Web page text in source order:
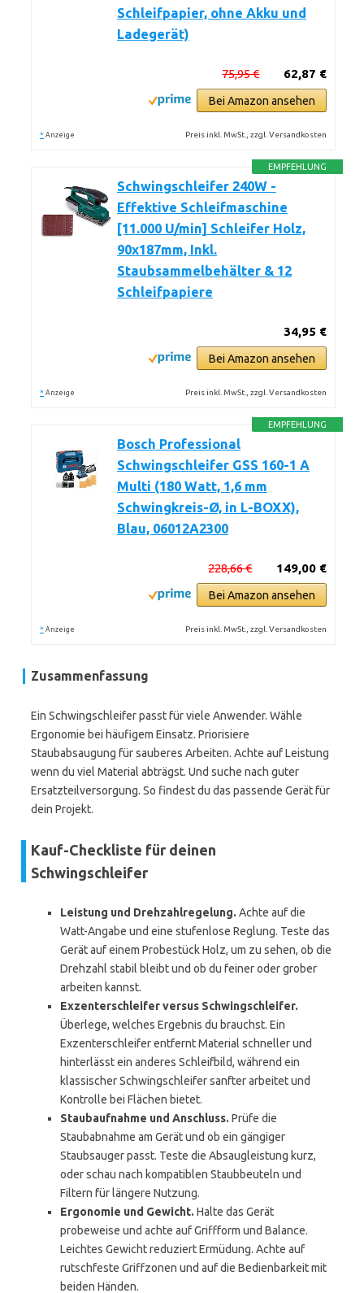
Schleifpapier, ohne Akku und
Ladegerät)
62,87 €
75,95 €
Bei Amazon ansehen
* Anzeige Preis inkl. MwSt., zzgl. Versandkosten
EMPFEHLUNG
Schwingschleifer 240W -
Effektive Schleifmaschine
[11.000 U/min] Schleifer Holz,
90x187mm, Inkl.
Staubsammelbehälter & 12
Schleifpapiere
34,95 €
Bei Amazon ansehen
* Anzeige Preis inkl. MwSt., zzgl. Versandkosten
EMPFEHLUNG
Bosch Professional
Schwingschleifer GSS 160-1 A
Multi (180 Watt, 1,6 mm
Schwingkreis-Ø, in L-BOXX),
Blau, 06012A2300
149,00 €
228,66 €
Bei Amazon ansehen
* Anzeige Preis inkl. MwSt., zzgl. Versandkosten
Zusammenfassung
Ein Schwingschleifer passt für viele Anwender. Wähle
Ergonomie bei häufigem Einsatz. Priorisiere
Staubabsaugung für sauberes Arbeiten. Achte auf Leistung
wenn du viel Material abträgst. Und suche nach guter
Ersatzteilversorgung. So findest du das passende Gerät für
dein Projekt.
Kauf-Checkliste für deinen
Schwingschleifer
Leistung und Drehzahlregelung. Achte auf die
Watt-Angabe und eine stufenlose Reglung. Teste das
Gerät auf einem Probestück Holz, um zu sehen, ob die
Drehzahl stabil bleibt und ob du feiner oder grober
arbeiten kannst.
Exzenterschleifer versus Schwingschleifer.
Überlege, welches Ergebnis du brauchst. Ein
Exzenterschleifer entfernt Material schneller und
hinterlässt ein anderes Schleifbild, während ein
klassischer Schwingschleifer sanfter arbeitet und
Kontrolle bei Flächen bietet.
Staubaufnahme und Anschluss. Prüfe die
Staubabnahme am Gerät und ob ein gängiger
Staubsauger passt. Teste die Absaugleistung kurz,
oder schau nach kompatiblen Staubbeuteln und
Filtern für längere Nutzung.
Ergonomie und Gewicht. Halte das Gerät
probeweise und achte auf Griffform und Balance.
Leichtes Gewicht reduziert Ermüdung. Achte auf
rutschfeste Griffzonen und auf die Bedienbarkeit mit
beiden Händen.